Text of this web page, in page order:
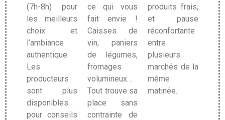
(7h-8h) pour
les meilleurs
choix et
l’ambiance
authentique.
Les
producteurs
sont plus
disponibles
pour conseils
ce qui vous
fait envie !
Caisses de
vin, paniers
de légumes,
fromages
volumineux…
Tout trouve sa
place sans
contrainte de
produits frais,
et pause
réconfortante
entre
plusieurs
marchés de la
même
matinée.